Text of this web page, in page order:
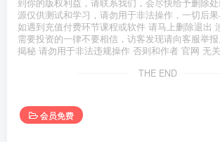
到你的版权利益，请联系我们，会尽快给予删除
源仅供测试和学习，请勿用于非法操作，一切后果
如遇到充值付费环节课程或软件 请马上删除退出
需要投资的一律不要相信，访客发现请向客服举
揭秘 请勿用于非法违规操作 否则和作者 官网 无关
THE END
会员免费